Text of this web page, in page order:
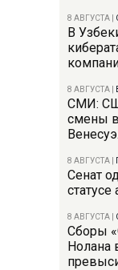
8 АВГУСТА
В
8 АВГУСТА
СМИ:
смены
8 АВГУСТА
Сенат
8 АВГУСТА
Сборы
Нолана